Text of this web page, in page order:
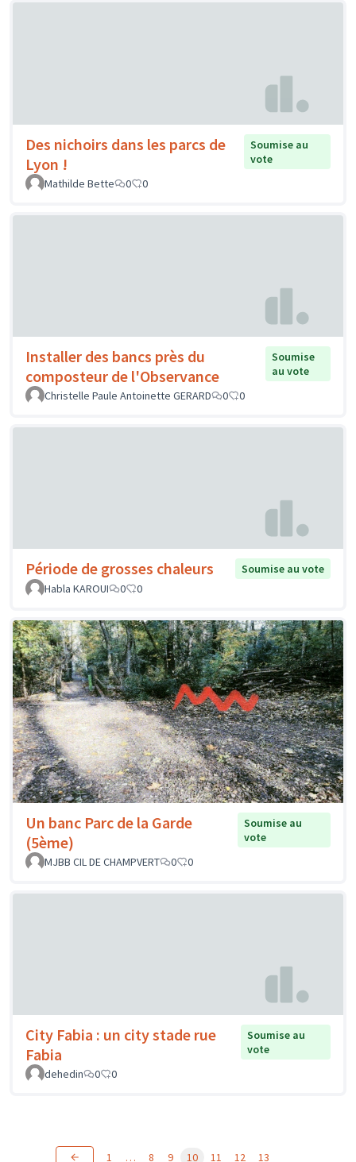
Des nichoirs dans les parcs de
Lyon !
Soumise au
vote
Mathilde Bette
0 0
Installer des bancs près du
composteur de l'Observance
Soumise
au vote
Christelle Paule Antoinette GERARD
0 0
Période de grosses chaleurs
Soumise au vote
Habla KAROUI
0 0
Un banc Parc de la Garde
(5ème)
Soumise au
vote
MJBB CIL DE CHAMPVERT
0 0
City Fabia : un city stade rue
Fabia
Soumise au
vote
dehedin
0 0
1 … 8 9 10 11 12 13